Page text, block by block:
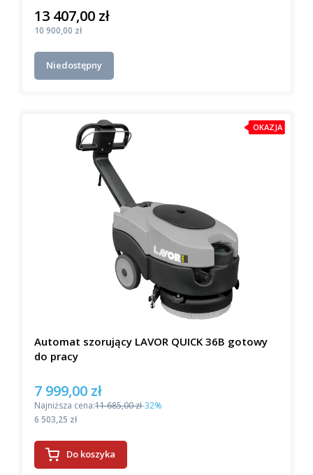
Cena
13 407,00 zł
Cena
10 900,00 zł
Niedostępny
OKAZJA
Automat szorujący LAVOR QUICK 36B gotowy
do pracy
Cena promocyjna
7 999,00 zł
Najniższa cena:11 685,00 zł-32%
Cena
6 503,25 zł
Do koszyka